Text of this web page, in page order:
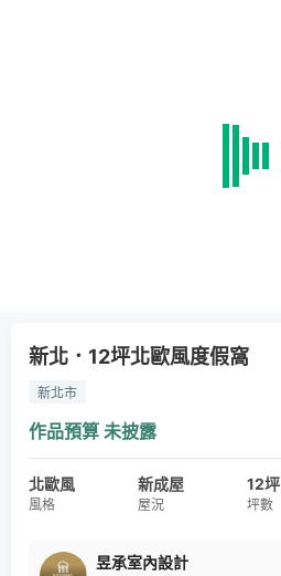
新北．12坪北歐風度假窩
新北市
作品預算 未披露
北歐風
風格
新成屋
屋況
12坪
坪數
昱承室內設計